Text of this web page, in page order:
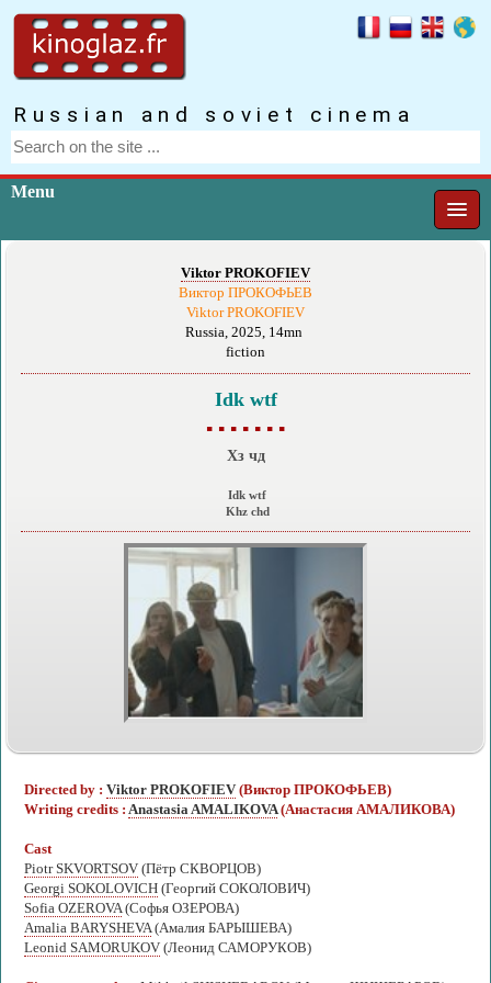
Russian and soviet cinema
Menu
Viktor PROKOFIEV
Виктор ПРОКОФЬЕВ
Viktor PROKOFIEV
Russia, 2025, 14mn
fiction
Idk wtf
▪ ▪ ▪ ▪ ▪ ▪ ▪
Хз чд
Idk wtf
Khz chd
Directed by : Viktor PROKOFIEV (Виктор ПРОКОФЬЕВ)
Writing credits : Anastasia AMALIKOVA (Анастасия АМАЛИКОВА)
Cast
Piotr SKVORTSOV (Пётр СКВОРЦОВ)
Georgi SOKOLOVICH (Георгий СОКОЛОВИЧ)
Sofia OZEROVA (Софья ОЗЕРОВА)
Amalia BARYSHEVA (Амалия БАРЫШЕВА)
Leonid SAMORUKOV (Леонид САМОРУКОВ)